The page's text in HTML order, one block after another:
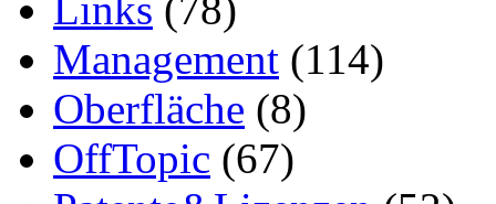
Management (114)
Oberfläche (8)
OffTopic (67)